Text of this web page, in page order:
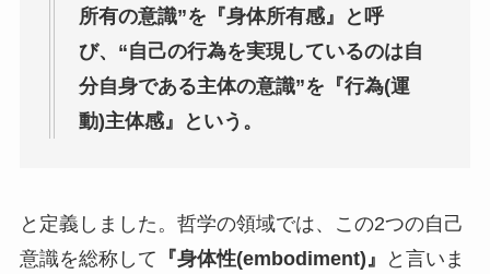
所有の意識”を『身体所有感』と呼
び、“自己の行為を実現しているのは自
分自身である主体の意識”を『行為(運
動)主体感』という。
と定義しました。哲学の領域では、この2つの自己
意識を総称して 『身体性(embodiment)』
と言いま